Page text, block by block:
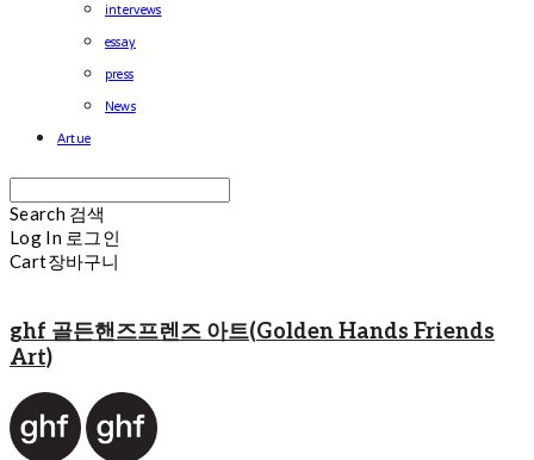
intervews
essay
press
News
Artue
Search 검색
Log In 로그인
Cart장바구니
ghf 골든핸즈프렌즈 아트(Golden Hands Friends
Art)